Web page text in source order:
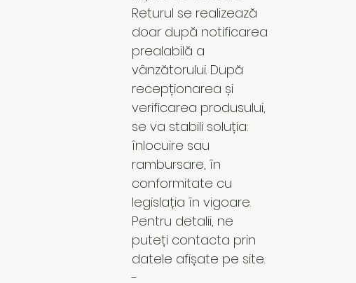
Returul se realizează
doar după notificarea
prealabilă a
vânzătorului. După
recepționarea și
verificarea produsului,
se va stabili soluția:
înlocuire sau
rambursare, în
conformitate cu
legislația în vigoare.
Pentru detalii, ne
puteți contacta prin
datele afișate pe site.
-